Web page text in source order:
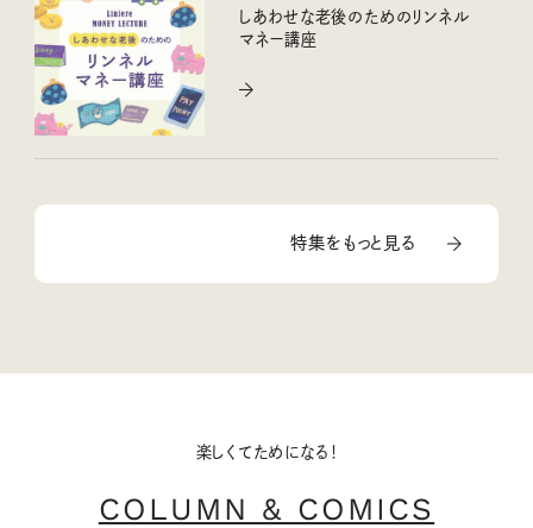
しあわせな老後のためのリンネル
マネー講座
特集をもっと見る
楽しくてためになる！
COLUMN & COMICS